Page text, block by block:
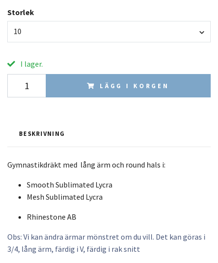
Storlek
10
I lager.
LÄGG I KORGEN
BESKRIVNING
Gymnastikdräkt med lång ärm och round hals i:
Smooth Sublimated Lycra
Mesh Sublimated Lycra
Rhinestone AB
Obs: Vi kan ändra ärmar mönstret om du vill. Det kan göras i
3/4, lång ärm, färdig i V, färdig i rak snitt